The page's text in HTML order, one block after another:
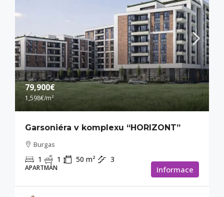
79,900€
1,598€/m²
Garsoniéra v komplexu “HORIZONT”
Burgas
1 1 50 m² 3
APARTMÁN Informace